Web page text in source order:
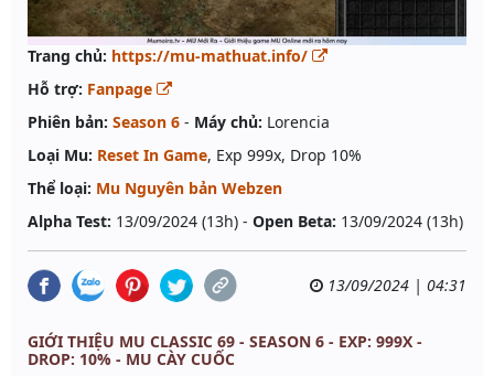
Trang chủ: https://mu-mathuat.info/
Hỗ trợ: Fanpage
Phiên bản: Season 6 - Máy chủ: Lorencia
Loại Mu: Reset In Game, Exp 999x, Drop 10%
Thể loại: Mu Nguyên bản Webzen
Alpha Test: 13/09/2024 (13h) - Open Beta: 13/09/2024 (13h)
13/09/2024 | 04:31
GIỚI THIỆU MU CLASSIC 69 - SEASON 6 - EXP: 999X -
DROP: 10% - MU CÀY CUỐC